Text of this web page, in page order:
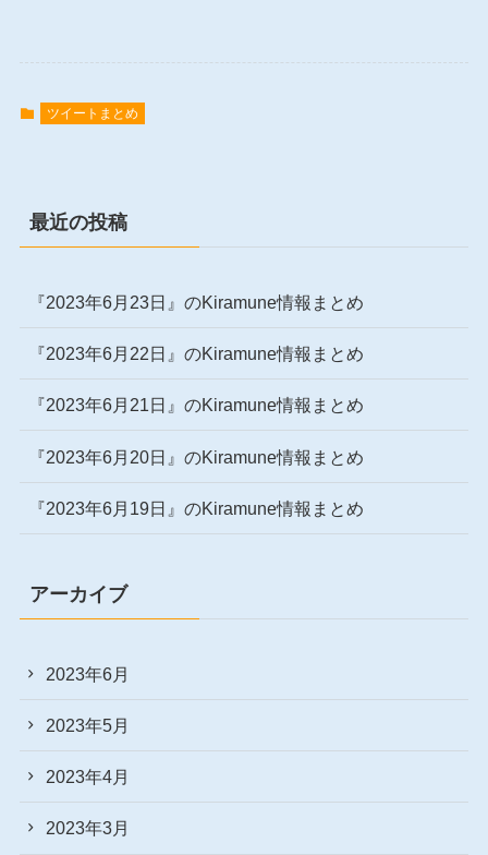
ツイートまとめ
最近の投稿
『2023年6月23日』のKiramune情報まとめ
『2023年6月22日』のKiramune情報まとめ
『2023年6月21日』のKiramune情報まとめ
『2023年6月20日』のKiramune情報まとめ
『2023年6月19日』のKiramune情報まとめ
アーカイブ
2023年6月
2023年5月
2023年4月
2023年3月